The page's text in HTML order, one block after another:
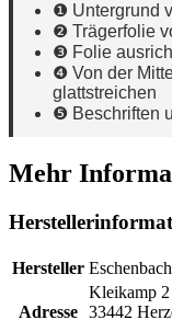
❶ Untergrund
❷ Trägerfolie
❸ Folie
❹ Von der
glattstreichen
❺ Beschriften
Mehr
Hersteller
Adresse
Kleikamp 2
33442